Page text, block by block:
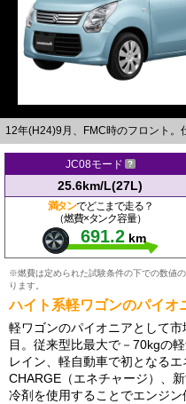
12年(H24)9月、FMC時のフロント。
JC08モード
25.6km/L(27L)
満タンでどこまで走る？
（燃費×タンク容量）
691.2 km
※燃費は定められた試験条件の下での数値
ります。
ハイト系軽ワゴンのパイオ
軽ワゴンのパイオニアとして
目。従来型比最大で－70kgの
レイン、軽自動車で初となる
CHARGE（エネチャージ）、
冷剤を使用することでエンジ